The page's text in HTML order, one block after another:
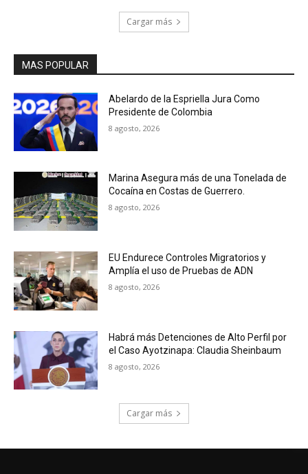
Cargar más
MAS POPULAR
Abelardo de la Espriella Jura Como
Presidente de Colombia
8 agosto, 2026
Marina Asegura más de una Tonelada de
Cocaína en Costas de Guerrero.
8 agosto, 2026
EU Endurece Controles Migratorios y
Amplía el uso de Pruebas de ADN
8 agosto, 2026
Habrá más Detenciones de Alto Perfil por
el Caso Ayotzinapa: Claudia Sheinbaum
8 agosto, 2026
Cargar más